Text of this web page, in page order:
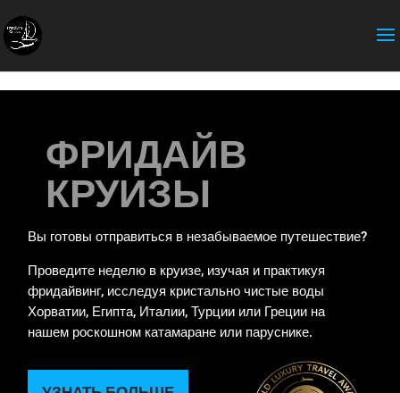
ФРИДАЙВ
КРУИЗЫ
Вы готовы отправиться в незабываемое путешествие?
Проведите неделю в круизе, изучая и практикуя
фридайвинг, исследуя кристально чистые воды
Хорватии, Египта, Италии, Турции или Греции на
нашем роскошном катамаране или паруснике.